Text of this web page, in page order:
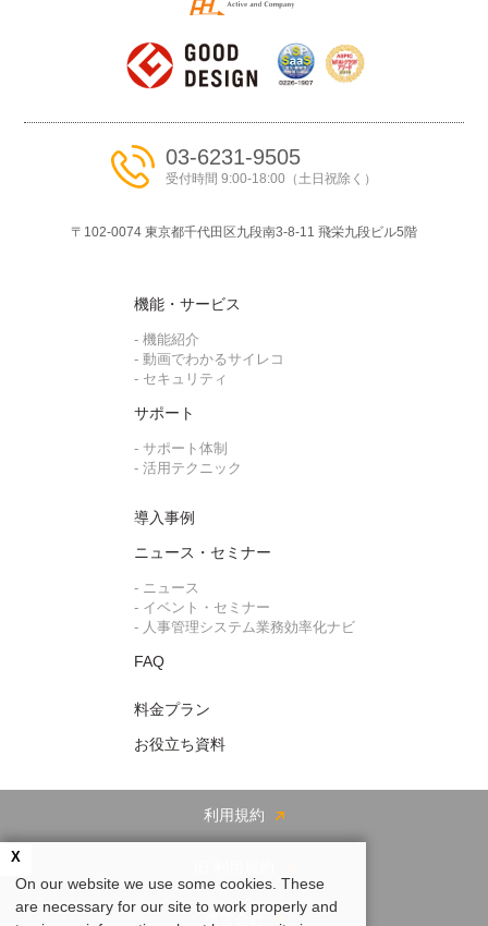
03-6231-9505
受付時間 9:00-18:00（土日祝除く）
〒102-0074 東京都千代⽥区九段南3-8-11 ⾶栄九段ビル5階
機能・サービス
- 機能紹介
- 動画でわかるサイレコ
- セキュリティ
サポート
- サポート体制
- 活用テクニック
導入事例
ニュース・セミナー
- ニュース
- イベント・セミナー
- 人事管理システム業務効率化ナビ
FAQ
料金プラン
お役立ち資料
利用規約
運営会社
On our website we use some cookies. These
are necessary for our site to work properly and
X